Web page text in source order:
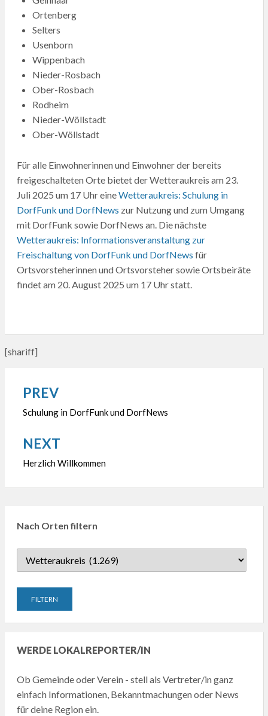
Ortenberg
Selters
Usenborn
Wippenbach
Nieder-Rosbach
Ober-Rosbach
Rodheim
Nieder-Wöllstadt
Ober-Wöllstadt
Für alle Einwohnerinnen und Einwohner der bereits
freigeschalteten Orte bietet der Wetteraukreis am 23.
Juli 2025 um 17 Uhr eineWetteraukreis: Schulung in
DorfFunk und DorfNews zur Nutzung und zum Umgang
mit DorfFunk sowie DorfNews an. Die nächste
Wetteraukreis: Informationsveranstaltung zur
Freischaltung von DorfFunk und DorfNews für
Ortsvorsteherinnen und Ortsvorsteher sowie Ortsbeiräte
findet am 20. August 2025 um 17 Uhr statt.
[shariff]
Beitragsnavigation
PREV
Schulung in DorfFunk und DorfNews
NEXT
Herzlich Willkommen
Nach Orten filtern
WERDE LOKALREPORTER/IN
Ob Gemeinde oder Verein - stell als Vertreter/in ganz
einfach Informationen, Bekanntmachungen oder News
für deine Region ein.